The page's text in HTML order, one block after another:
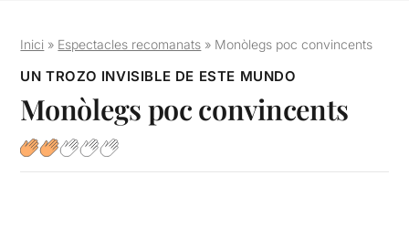
Inici » Espectacles recomanats » Monòlegs poc convincents
UN TROZO INVISIBLE DE ESTE MUNDO
Monòlegs poc convincents